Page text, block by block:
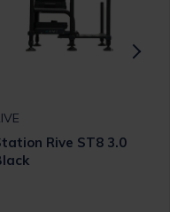
Rive ST8 3.0